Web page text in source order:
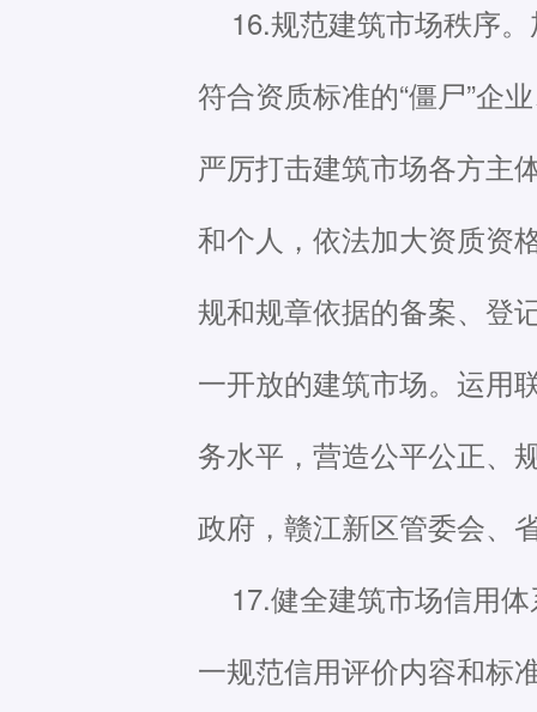
16.规范建筑市场秩序
符合资质标准的“僵尸”企
严厉打击建筑市场各方主
和个人，依法加大资质资
规和规章依据的备案、登
一开放的建筑市场。运用
务水平，营造公平公正、
政府，赣江新区管委会、
17.健全建筑市场信用
一规范信用评价内容和标